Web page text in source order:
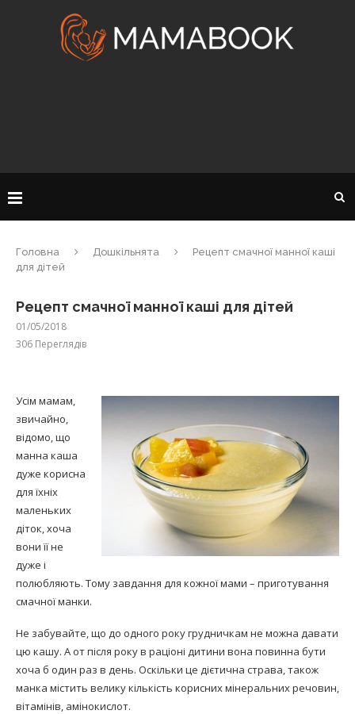
Головна Дошкільнята
Рецепт смачної манної каші
для дітей
Рецепт смачної манної каші для дітей
01/05/2018
306 Переглядів
Усім мамам,
звичайно,
відомо, що
манна каша
дуже корисна
для їхніх
маленьких
діток, хоча
вони її не
дуже і
полюбляють. Тому завдання для кожної мами – приготування
смачної манки.
Не забувайте, що до одного року грудничкам не можна давати
цю кашу. А от після року в раціоні дитини вона повинна бути
хоча б один раз в день. Оскільки це дієтична страва, також
манка містить велику кількість корисних мінеральних речовин,
вітамінів, амінокислот.